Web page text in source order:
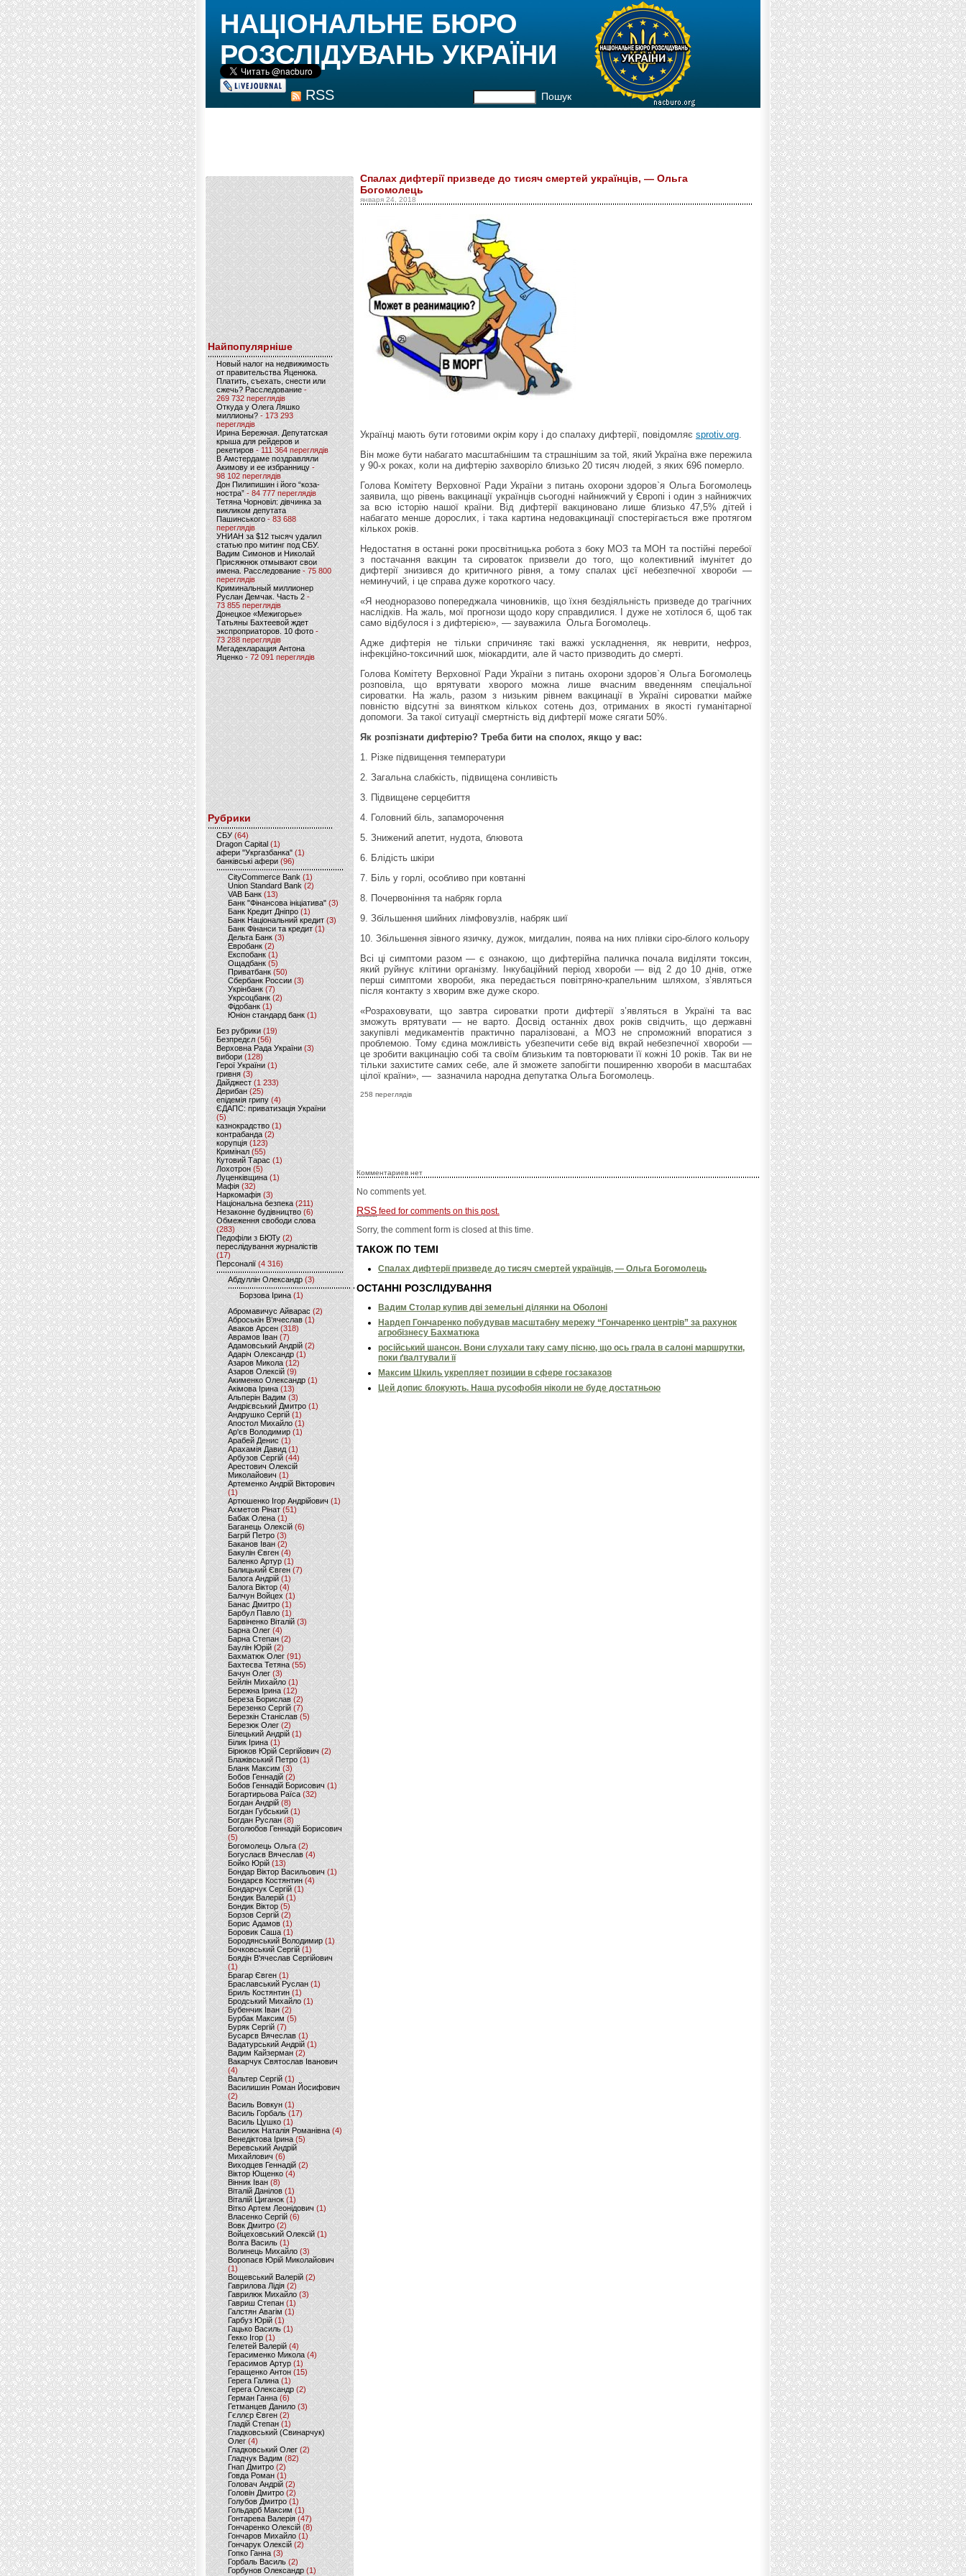
RSS Пошук
НАЦІОНАЛЬНЕ БЮРО
РОЗСЛІДУВАНЬ УКРАЇНИ
Найпопулярніше
Новый налог на недвижимость
от правительства Яценюка.
Платить, съехать, снести или
сжечь? Расследование-
269 732 переглядів
Откуда у Олега Ляшко
миллионы? - 173 293
переглядів
Ирина Бережная. Депутатская
крыша для рейдеров и
рекетиров - 111 364 переглядів
В Амстердаме поздравляли
Акимову и ее избранницу -
98 102 переглядів
Дон Пилипишин і його “коза-
ностра” - 84 777 переглядів
Тетяна Чорновіл: дівчинка за
викликом депутата
Пашинського- 83 688
переглядів
УНИАН за $12 тысяч удалил
статью про митинг под СБУ.
Вадим Симонов и Николай
Присяжнюк отмывают свои
имена. Расследование - 75 800
переглядів
Криминальный миллионер
Руслан Демчак. Часть 2-
73 855 переглядів
Донецкое «Межигорье»
Татьяны Бахтеевой ждет
экспроприаторов. 10 фото -
73 288 переглядів
Мегадекларация Антона
Яценко - 72 091 переглядів
Рубрики
CБУ (64)
Dragon Capital (1)
афери "Укргазбанка" (1)
банківські афери (96)
CityCommerce Bank (1)
Union Standard Bank (2)
VAB Банк (13)
Банк "Фінансова ініціатива" (3)
Банк Кредит Дніпро (1)
Банк Національний кредит (3)
Банк Фінанси та кредит (1)
Дельта Банк (3)
Евробанк(2)
Експобанк (1)
Ощадбанк(5)
Приватбанк (50)
Сбербанк России (3)
Укрінбанк(7)
Укрсоцбанк (2)
Фідобанк (1)
Юніон стандард банк(1)
Без рубрики (19)
Безпредєл(56)
Верховна Рада України (3)
вибори(128)
Герої України(1)
гривня (3)
Дайджест (1 233)
Дерибан (25)
епідемія грипу (4)
ЄДАПС: приватизація України
(5)
казнокрадство (1)
контрабанда (2)
корупція (123)
Кримінал (55)
Кутовий Тарас (1)
Лохотрон(5)
Луценківщина (1)
Мафія (32)
Наркомафія (3)
Національна безпека (211)
Незаконне будівництво(6)
Обмеження свободи слова
(283)
Педофіли з БЮТу (2)
переслідування журналістів
(17)
Персоналії (4 316)
Абдуллін Олександр (3)
Борзова Ірина(1)
Абромавичус Айварас (2)
Аброськін В’ячеслав(1)
Аваков Арсен (318)
Аврамов Іван (7)
Адамовський Андрій(2)
Адаріч Олександр (1)
Азаров Микола (12)
Азаров Олексій (9)
Акименко Олександр(1)
Акімова Ірина(13)
Альперін Вадим (3)
Андрієвський Дмитро(1)
Андрушко Сергій(1)
Апостол Михайло(1)
Ар'єв Володимир (1)
Арабей Денис(1)
Арахамія Давид (1)
Арбузов Сергій (44)
Арестович Олексій
Миколайович(1)
Артеменко Андрій Вікторович
(1)
Артюшенко Ігор Андрійович(1)
Ахметов Рінат(51)
Бабак Олена(1)
Баганець Олексій(6)
Багрій Петро (3)
Баканов Іван(2)
Бакулін Євген (4)
Баленко Артур(1)
Балицький Євген(7)
Балога Андрій (1)
Балога Віктор (4)
Балчун Войцех (1)
Банас Дмитро (1)
Барбул Павло(1)
Барвіненко Віталій(3)
Барна Олег (4)
Барна Степан (2)
Баулін Юрій (2)
Бахматюк Олег (91)
Бахтеєва Тетяна(55)
Бачун Олег (3)
Бейлін Михайло (1)
Бережна Ірина(12)
Береза Борислав(2)
Березенко Сергій (7)
Березкін Станіслав (5)
Березюк Олег(2)
Білецький Андрій (1)
Білик Ірина (1)
Бірюков Юрій Сергійович (2)
Блажівський Петро (1)
Бланк Максим(3)
Бобов Геннадій (2)
Бобов Геннадій Борисович (1)
Богартирьова Раїса (32)
Богдан Андрій(8)
Богдан Губський (1)
Богдан Руслан(8)
Боголюбов Геннадій Борисович
(5)
Богомолець Ольга (2)
Богуслаєв Вячеслав (4)
Бойко Юрій (13)
Бондар Віктор Васильович (1)
Бондарєв Костянтин (4)
Бондарчук Сергій(1)
Бондик Валерій (1)
Бондик Віктор(5)
Борзов Сергiй (2)
Борис Адамов(1)
Боровик Саша (1)
Бородянський Володимир (1)
Бочковський Сергій (1)
Боядін В'ячеслав Сергійович
(1)
Брагар Євген (1)
Браславський Руслан (1)
Бриль Костянтин (1)
Бродський Михайло (1)
Бубенчик Іван(2)
Бурбак Максим (5)
Буряк Сергій (7)
Бусарєв Вячеслав (1)
Вадатурський Андрій (1)
Вадим Кайзерман (2)
Вакарчук Святослав Іванович
(4)
Вальтер Сергій (1)
Василишин Роман Йосифович
(2)
Василь Вовкун (1)
Василь Горбаль (17)
Василь Цушко (1)
Василюк Наталія Романівна (4)
Венедіктова Ірина(5)
Веревський Андрій
Михайлович (6)
Виходцев Геннадій (2)
Віктор Ющенко (4)
Вінник Іван (8)
Віталій Данілов (1)
Віталій Циганок (1)
Вітко Артем Леонідович(1)
Власенко Сергій (6)
Вовк Дмитро(2)
Войцеховський Олексій(1)
Волга Василь (1)
Волинець Михайло (3)
Воропаєв Юрій Миколайович
(1)
Вощевський Валерій(2)
Гаврилова Лідія (2)
Гаврилюк Михайло (3)
Гавриш Степан (1)
Галстян Авагім (1)
Гарбуз Юрій (1)
Гацько Василь (1)
Гекко Ігор(1)
Гелетей Валерій (4)
Герасименко Микола (4)
Герасимов Артур (1)
Геращенко Антон(15)
Герега Галина (1)
Герега Олександр (2)
Герман Ганна (6)
Гетманцев Данило (3)
Гєллєр Євген (2)
Гладій Степан(1)
Гладковський (Свинарчук)
Олег (4)
Гладковський Олег (2)
Гладчук Вадим (82)
Гнап Дмитро (2)
Говда Роман(1)
Головач Андрій (2)
Головін Дмитро (2)
Голубов Дмитро (1)
Гольдарб Максим(1)
Гонтарева Валерія (47)
Гончаренко Олексій(8)
Гончаров Михайло (1)
Гончарук Олексій (2)
Гопко Ганна (3)
Горбаль Василь (2)
Горбунов Олександр (1)
Спалах дифтерії призведе до тисяч смертей українців, — Ольга
Богомолець
января 24, 2018
Українці мають бути готовими окрім кору і до спалаху дифтерії, повідомляє sprotiv.org.
Він може бути набагато масштабнішим та страшнішим за той, який Україна вже пережила
у 90-х роках, коли на дифтерію захворіло близько 20 тисяч людей, з яких 696 померло.
Голова Комітету Верховної Ради України з питань охорони здоров`я Ольга Богомолець
заявила, що рівень вакцинації українців сьогодні найнижчий у Європі і один з найнижчих
за всю історію нашої країни. Від дифтерії вакциновано лише близько 47,5% дітей і
набагато менше дорослих, і така картина недовакцинації спостерігається вже протягом
кількох років.
Недостатня в останні роки просвітницька робота з боку МОЗ та МОН та постійні перебої
з постачання вакцин та сироваток призвели до того, що колективний iмунiтет до
дифтерiї знизився до критичного рiвня, а тому спалах цієї небезпечної хвороби —
неминучий, і це справа дуже короткого часу.
«Я неодноразово попереджала чиновників, що їхня бездіяльність призведе до трагічних
наслідків. На жаль, мої прогнози щодо кору справдилися. І дуже не хотілося б, щоб так
само відбулося і з дифтерією», — зауважила Ольга Богомолець.
Адже дифтерія не тільки спричиняє такі важкі ускладнення, як неврити, нефроз,
інфекційно-токсичний шок, міокардити, але й часто призводить до смерті.
Голова Комітету Верховної Ради України з питань охорони здоров`я Ольга Богомолець
розповіла, що врятувати хворого можна лише вчасним введенням спеціальної
сироватки. На жаль, разом з низьким рівнем вакцинації в Україні сироватки майже
повністю відсутні за винятком кількох сотень доз, отриманих в якості гуманітарної
допомоги. За такої ситуації смертність від дифтерії може сягати 50%.
Як розпізнати дифтерію? Треба бити на сполох, якщо у вас:
1. Різке підвищення температури
2. Загальна слабкість, підвищена сонливість
3. Підвищене серцебиття
4. Головний біль, запаморочення
5. Знижений апетит, нудота, блювота
6. Блідість шкіри
7. Біль у горлі, особливо при ковтанні
8. Почервоніння та набряк горла
9. Збільшення шийних лімфовузлів, набряк шиї
10. Збільшення зівного язичку, дужок, мигдалин, поява на них плівки сіро-білого кольору
Всі ці симптоми разом — є ознакою, що дифтерійна паличка почала виділяти токсин,
який руйнує клітини організму. Інкубаційний період хвороби — від 2 до 10 днів, отже
перші симптоми хвороби, яка передається повітряно-крапельним шляхом, з’являться
після контакту з хворим вже дуже скоро.
«Розраховувати, що завтра сироватки проти дифтерії з’являться в Україні та вас
зможуть врятувати — не варто. Досвід останніх двох років свідчить, що державні
закупівлі медикаментів практично паралізовані, а МОЗ не спроможний впоратися з
проблемою. Тому єдина можливість убезпечити себе від вкрай небезпечної хвороби —
це зробити вакцинацію собі та своїм близьким та повторювати її кожні 10 років. Так ви не
тільки захистите самих себе, але й зможете запобігти поширенню хвороби в масштабах
цілої країни», — зазначила народна депутатка Ольга Богомолець.
258 переглядів
Комментариев нет
No comments yet.
RSS feed for comments on this post.
Sorry, the comment form is closed at this time.
ТАКОЖ ПО ТЕМІ
Спалах дифтерії призведе до тисяч смертей українців, — Ольга Богомолець
ОСТАННІ РОЗСЛІДУВАННЯ
Вадим Столар купив дві земельні ділянки на Оболоні
Нардеп Гончаренко побудував масштабну мережу “Гончаренко центрів” за рахунок
агробізнесу Бахматюка
російський шансон. Вони слухали таку саму пісню, що ось грала в салоні маршрутки,
поки ґвалтували її
Максим Шкиль укрепляет позиции в сфере госзаказов
Цей допис блокують. Наша русофобія ніколи не буде достатньою